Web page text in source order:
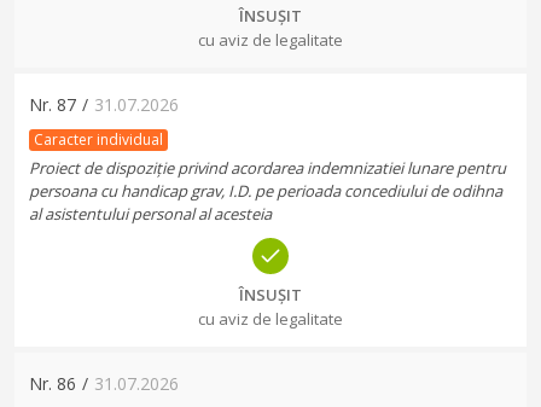
ÎNSUȘIT
cu aviz de legalitate
Nr. 87 / 31.07.2026
Caracter individual
Proiect de dispoziție privind acordarea indemnizatiei lunare pentru
persoana cu handicap grav, I.D. pe perioada concediului de odihna
al asistentului personal al acesteia
ÎNSUȘIT
cu aviz de legalitate
Nr. 86 / 31.07.2026